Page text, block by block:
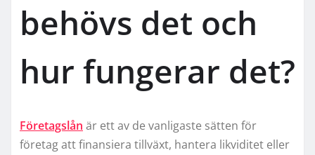
behövs det och
hur fungerar det?
Företagslån är ett av de vanligaste sätten för
företag att finansiera tillväxt, hantera likviditet eller